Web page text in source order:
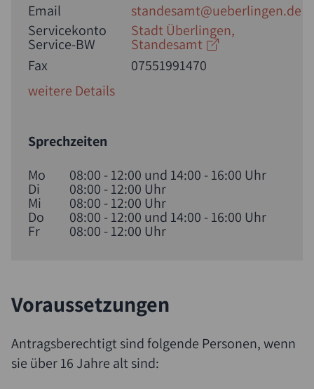
Email
standesamt@ueberlingen.de
Servicekonto
Service-BW
Stadt Überlingen,
Standesamt
Fax
07551991470
weitere Details
Sprechzeiten
Mo
08:00 - 12:00 und 14:00 - 16:00 Uhr
Di 08:00 - 12:00 Uhr
Mi 08:00 - 12:00 Uhr
Do 08:00 - 12:00 und 14:00 - 16:00 Uhr
Fr 08:00 - 12:00 Uhr
Voraussetzungen
Antragsberechtigt sind folgende Personen, wenn
sie über 16 Jahre alt sind: